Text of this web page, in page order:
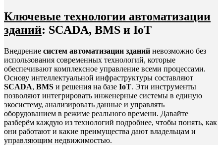
Ключевые технологии автоматизации
зданий: SCADA, BMS и IoT
Внедрение систем автоматизации зданий невозможно без
использования современных технологий, которые
обеспечивают комплексное управление всеми процессами.
Основу интеллектуальной инфраструктуры составляют
SCADA, BMS и решения на базе IoT. Эти инструменты
позволяют интегрировать инженерные системы в единую
экосистему, анализировать данные и управлять
оборудованием в режиме реального времени. Давайте
разберём каждую из технологий подробнее, чтобы понять, как
они работают и какие преимущества дают владельцам и
управляющим недвижимостью.